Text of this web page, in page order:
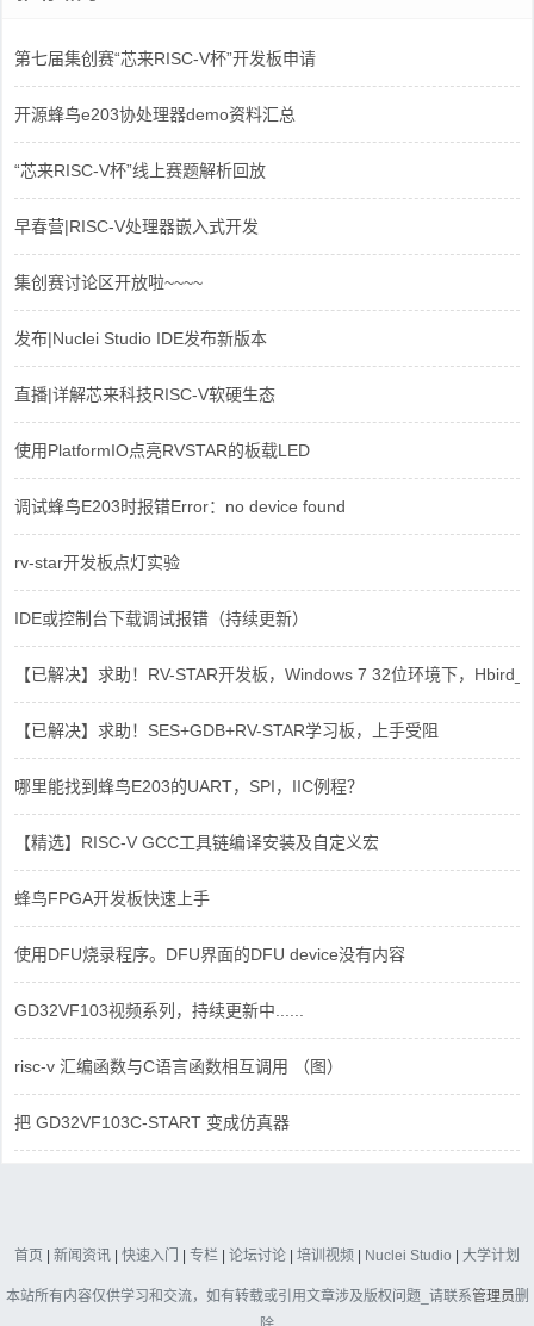
第七届集创赛“芯来RISC-V杯”开发板申请
开源蜂鸟e203协处理器demo资料汇总
“芯来RISC-V杯”线上赛题解析回放
早春营|RISC-V处理器嵌入式开发
集创赛讨论区开放啦~~~~
发布|Nuclei Studio IDE发布新版本
直播|详解芯来科技RISC-V软硬生态
使用PlatformIO点亮RVSTAR的板载LED
调试蜂鸟E203时报错Error：no device found
rv-star开发板点灯实验
IDE或控制台下载调试报错（持续更新）
【已解决】求助！RV-STAR开发板，Windows 7 32位环境下，
【已解决】求助！SES+GDB+RV-STAR学习板，上手受阻
哪里能找到蜂鸟E203的UART，SPI，IIC例程？
【精选】RISC-V GCC工具链编译安装及自定义宏
蜂鸟FPGA开发板快速上手
使用DFU烧录程序。DFU界面的DFU device没有内容
GD32VF103视频系列，持续更新中......
risc-v 汇编函数与C语言函数相互调用 （图）
把 GD32VF103C-START 变成仿真器
首页 | 新闻资讯 | 快速入门 | 专栏 | 论坛讨论 | 培训视频 | Nuclei Studio | 大学计划
本站所有内容仅供学习和交流，如有转载或引用文章涉及版权问题_请联系管理员删